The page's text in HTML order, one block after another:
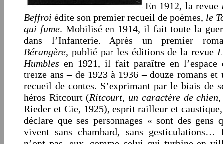
En 1912, la revue
Beffroi édite son premier recueil de poèmes, le
qui fume. Mobilisé en 1914, il fait toute la
dans l’Infanterie. Après un premier
Bérangère, publié par les éditions de la revue
Humblesen 1921, il fait paraître en l’espace
treize ans – de 1923 à 1936 – douze romans et
recueil de contes. S’exprimant par le biais de
héros Ritcourt (Ritcourt, un caractère de chien,
Rieder et Cie, 1925), esprit railleur et
déclare que ses personnages « sont des gens
vivent sans chambard, sans gesticulations…